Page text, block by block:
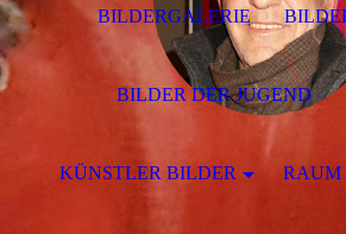
BILDERGALERIE
BILDER DER JUGEND
KÜNSTLER BILDER RAUM